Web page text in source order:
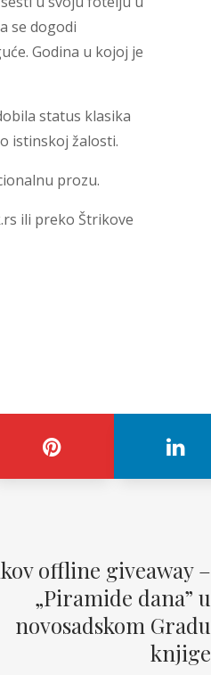
se dogodi
Godina u kojoj je
status klasika
istinskoj žalosti.
prozu.
ili preko Štrikove
offline giveaway –
„Piramide dana” u
novosadskom Gradu
knjige